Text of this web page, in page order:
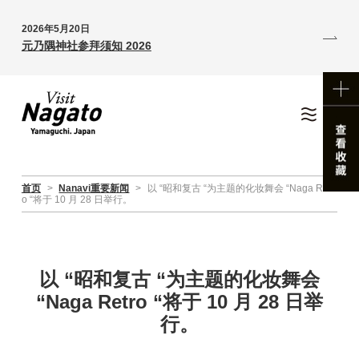
2026年5月20日
元乃隅神社参拜须知 2026
首页 > Nanavi重要新闻 >
以 “昭和复古 “为主题的化妆舞会 “Naga Retr
o “将于 10 月 28 日举行。
以 “昭和复古 “为主题的化妆舞会
“Naga Retro “将于 10 月 28 日举
行。